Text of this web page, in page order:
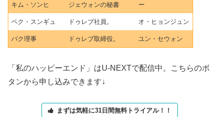
キム・ソンヒ ジェウォンの秘書 ー
ペク・スンギュ ドゥレブ社員。 オ・ヒョンジュン
パク理事 ドゥレブ取締役。 ユン・セウォン
「私のハッピーエンド」はU-NEXTで配信中。こちらのボ
タンから申し込みできます↓
まずは気軽に31日間無料トライアル！！